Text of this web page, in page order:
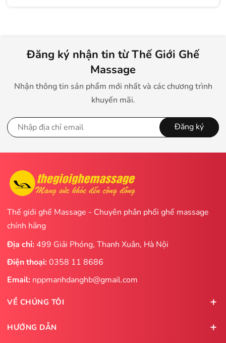
Đăng ký nhận tin từ Thế Giới Ghế
Massage
Nhận thông tin sản phẩm mới nhất và các chương trình
khuyến mãi.
Đăng ký
Thế giới ghế Massage - Chuyên phân phối ghế massage
chính hãng
Địa chỉ: 499 Giải Phóng, Thanh Xuân, Hà Nội
Điện thoại:0358 11 8686
Email: nppmanhdanghb@gmail.com
VỀ CHÚNG TÔI
HƯỚNG DẪN